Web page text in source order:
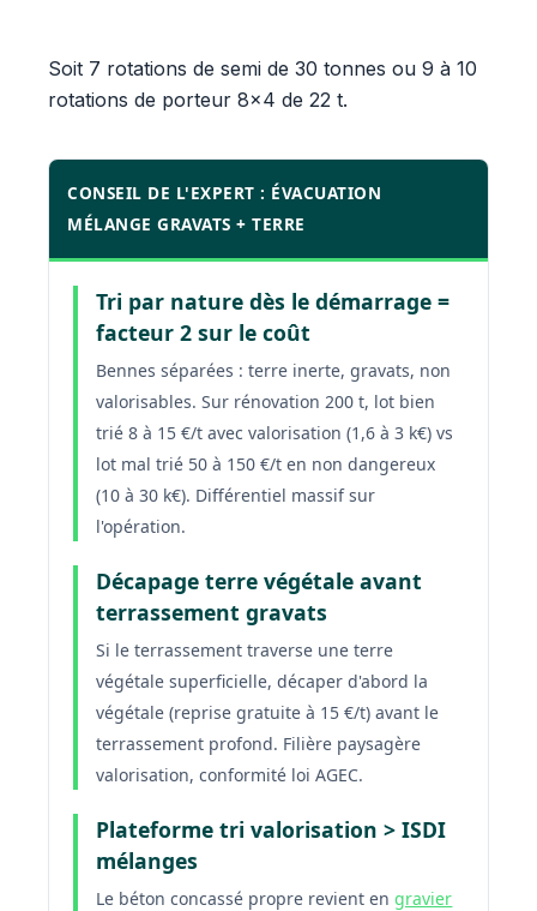
Soit 7 rotations de semi de 30 tonnes ou 9 à 10
rotations de porteur 8x4 de 22 t.
CONSEIL DE L'EXPERT : ÉVACUATION
MÉLANGE GRAVATS + TERRE
Tri par nature dès le démarrage =
facteur 2 sur le coût
Bennes séparées : terre inerte, gravats, non
valorisables. Sur rénovation 200 t, lot bien
trié 8 à 15 €/t avec valorisation (1,6 à 3 k€) vs
lot mal trié 50 à 150 €/t en non dangereux
(10 à 30 k€). Différentiel massif sur
l'opération.
Décapage terre végétale avant
terrassement gravats
Si le terrassement traverse une terre
végétale superficielle, décaper d'abord la
végétale (reprise gratuite à 15 €/t) avant le
terrassement profond. Filière paysagère
valorisation, conformité loi AGEC.
Plateforme tri valorisation > ISDI
mélanges
Le béton concassé propre revient engravier